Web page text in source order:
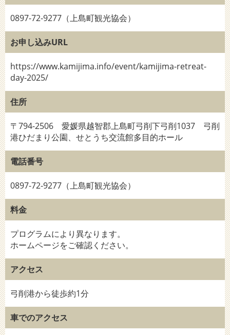
0897-72-9277（上島町観光協会）
お申し込みURL
https://www.kamijima.info/event/kamijima-retreat-
day-2025/
住所
〒794-2506 愛媛県越智郡上島町弓削下弓削1037 弓削
港ひだまり公園、せとうち交流館多目的ホール
電話番号
0897-72-9277（上島町観光協会）
料金
プログラムにより異なります。
ホームページをご確認ください。
アクセス
弓削港から徒歩約1分
車でのアクセス